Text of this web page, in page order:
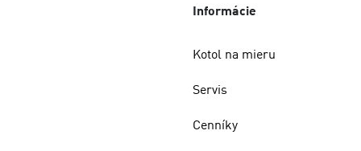
Informácie
Kotol na mieru
Servis
Cenníky